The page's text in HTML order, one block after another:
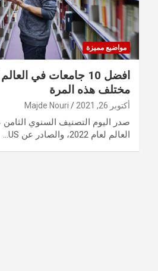
مواضيع مميزة
مختلف هذه المرة
أكتوبر 26, 2021 Majde Nouri
العالم لعام 2022، والصادر عن US…